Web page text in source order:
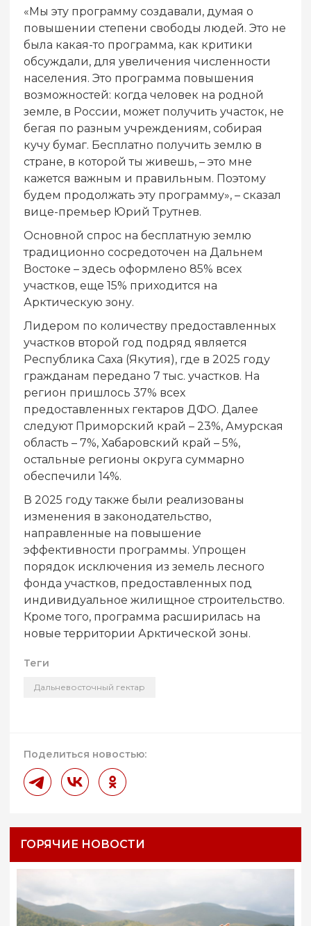
«Мы эту программу создавали, думая о
повышении степени свободы людей. Это не
была какая-то программа, как критики
обсуждали, для увеличения численности
населения. Это программа повышения
возможностей: когда человек на родной
земле, в России, может получить участок, не
бегая по разным учреждениям, собирая
кучу бумаг. Бесплатно получить землю в
стране, в которой ты живешь, – это мне
кажется важным и правильным. Поэтому
будем продолжать эту программу», – сказал
вице-премьер Юрий Трутнев.
Основной спрос на бесплатную землю
традиционно сосредоточен на Дальнем
Востоке – здесь оформлено 85% всех
участков, еще 15% приходится на
Арктическую зону.
Лидером по количеству предоставленных
участков второй год подряд является
Республика Саха (Якутия), где в 2025 году
гражданам передано 7 тыс. участков. На
регион пришлось 37% всех
предоставленных гектаров ДФО. Далее
следуют Приморский край – 23%, Амурская
область – 7%, Хабаровский край – 5%,
остальные регионы округа суммарно
обеспечили 14%.
В 2025 году также были реализованы
изменения в законодательство,
направленные на повышение
эффективности программы. Упрощен
порядок исключения из земель лесного
фонда участков, предоставленных под
индивидуальное жилищное строительство.
Кроме того, программа расширилась на
новые территории Арктической зоны.
Теги
Дальневосточный гектар
Поделиться новостью:
ГОРЯЧИЕ НОВОСТИ